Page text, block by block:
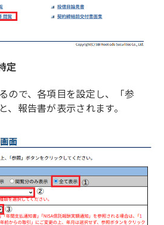
定
ので、各項目を設定し、「参
、報告書が表示されます。